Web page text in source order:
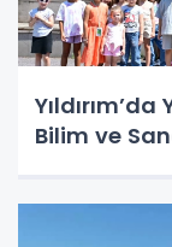
Bilim ve